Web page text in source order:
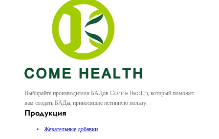
Выбирайте производителя БАДов Come Health, который поможет
вам создать БАДы, приносящие истинную пользу.
Продукция
Жевательные добавки